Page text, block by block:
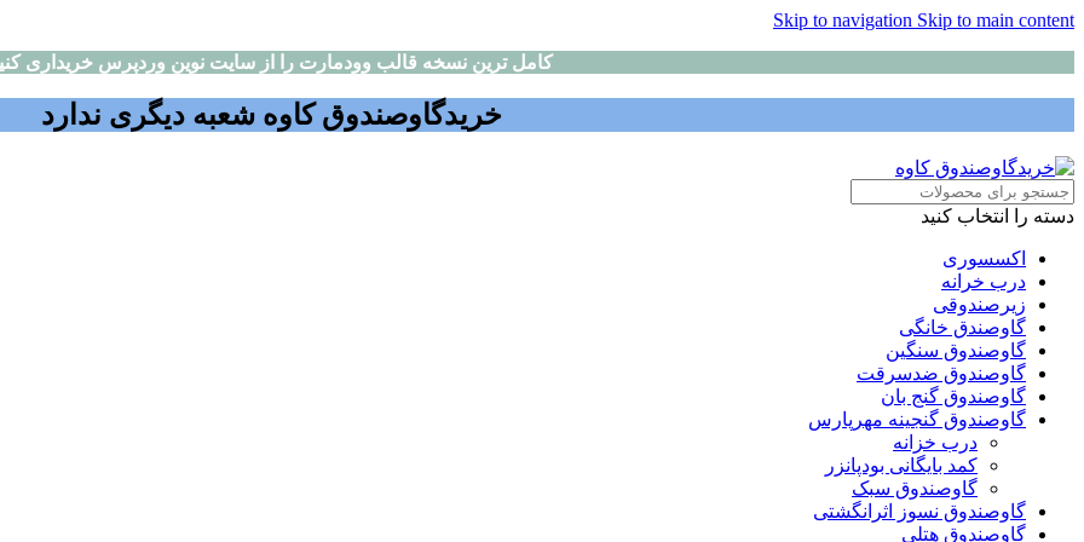
Skip to navigation Skip to main content
کامل ترین نسخه قالب وودمارت را از سایت نوین وردپرس خریداری
خریدگاوصندوق کاوه شعبه دیگری ندارد
دسته را انتخاب کنید
اکسسوری
درب خرانه
زیرصندوقی
گاوصندق خانگی
گاوصندوق سنگین
گاوصندوق ضدسرقت
گاوصندوق گنج بان
گاوصندوق گنجینه مهرپارس
درب خزانه
کمد بایگانی بودپانزر
گاوصندوق سبک
گاوصندوق نسوز اثرانگشتی
گاوصندوق هتلی